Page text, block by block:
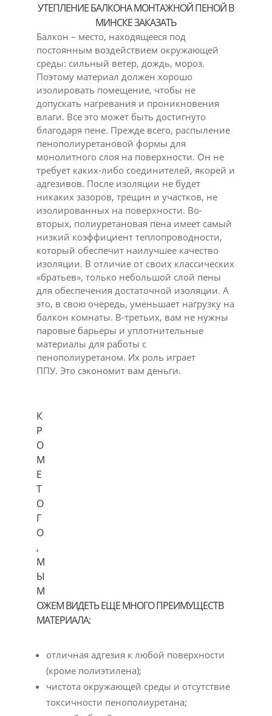
УТЕПЛЕНИЕ БАЛКОНА МОНТАЖНОЙ ПЕНОЙ В
МИНСКЕ ЗАКАЗАТЬ
Балкон – место, находящееся под
постоянным воздействием окружающей
среды: сильный ветер, дождь, мороз.
Поэтому материал должен хорошо
изолировать помещение, чтобы не
допускать нагревания и проникновения
влаги. Все это может быть достигнуто
благодаря пене. Прежде всего, распыление
пенополиуретановой формы для
монолитного слоя на поверхности. Он не
требует каких-либо соединителей, якорей и
адгезивов. После изоляции не будет
никаких зазоров, трещин и участков, не
изолированных на поверхности. Во-
вторых, полиуретановая пена имеет самый
низкий коэффициент теплопроводности,
который обеспечит наилучшее качество
изоляции. В отличие от своих классических
«братьев», только небольшой слой пены
для обеспечения достаточной изоляции. А
это, в свою очередь, уменьшает нагрузку на
балкон комнаты. В-третьих, вам не нужны
паровые барьеры и уплотнительные
материалы для работы с
пенополиуретаном. Их роль играет
ППУ. Это сэкономит вам деньги.
К
Р
О
М
Е
Т
О
Г
О
,
М
Ы
М
ОЖЕМ ВИДЕТЬ ЕЩЕ МНОГО ПРЕИМУЩЕСТВ
МАТЕРИАЛА:
отличная адгезия к любой поверхности
(кроме полиэтилена);
чистота окружающей среды и отсутствие
токсичности пенополиуретана;